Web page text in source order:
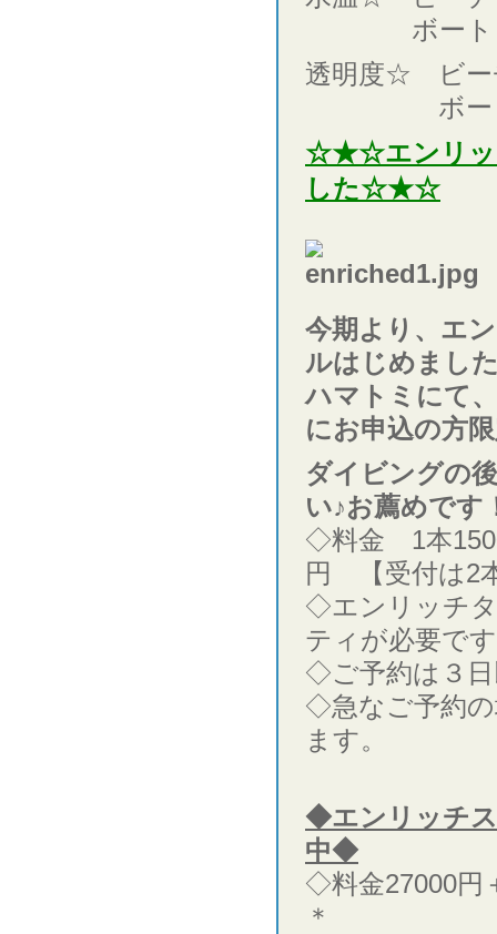
ボート 水
透明度☆ ビー
ボート8
☆★☆エンリッ
した☆★☆
今期より、エ
ルはじめまし
ハマトミにて
にお申込の方
ダイビングの
い♪お薦めです
◇料金 1本
円 【受付は2
◇エンリッチ
ティが必要です
◇ご予約は３
◇急なご予約
ます。
◆エンリッチ
中◆
◇料金27000円
＊